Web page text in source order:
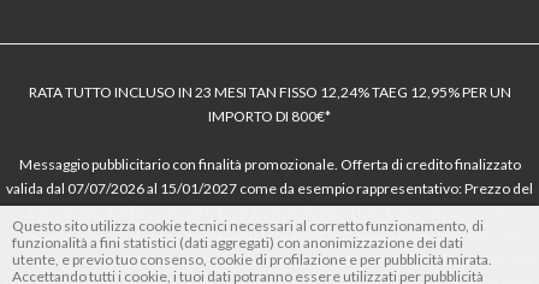
RATA TUTTO INCLUSO IN 23 MESI TAN FISSO 12,24% TAEG 12,95% PER UN
IMPORTO DI 800€*
Messaggio pubblicitario con finalità promozionale. Offerta di credito finalizzato
valida dal 07/07/2026 al 15/01/2027 come da esempio rappresentativo: Prezzo del
dell’offerta azzerati. Importo totale del credito € 800. Importo totale dovuto dal
Consumatore € 920. Decorrenza media della prima rata a 90 giorni. Al fine di gestire
Questo sito utilizza cookie tecnici necessari al corretto funzionamento, di
funzionalità a fini statistici (dati aggregati) con anonimizzazione dei dati
utente, e previo tuo consenso, cookie di profilazione e per pubblicità mirata.
Accettando tutti i cookie, i tuoi dati potranno essere utilizzati per pubblicità